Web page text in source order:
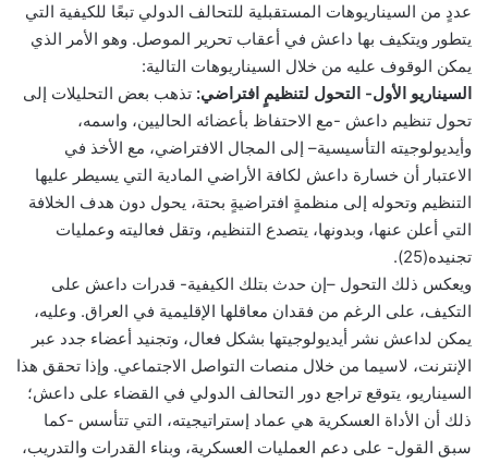
عددٍ من السيناريوهات المستقبلية للتحالف الدولي تبعًا للكيفية التي
يتطور ويتكيف بها داعش في أعقاب تحرير الموصل. وهو الأمر الذي
يمكن الوقوف عليه من خلال السيناريوهات التالية:
السيناريو الأول- التحول لتنظيمٍ افتراضي: تذهب بعض التحليلات إلى
تحول تنظيم داعش -مع الاحتفاظ بأعضائه الحاليين، واسمه،
وأيديولوجيته التأسيسية– إلى المجال الافتراضي، مع الأخذ في
الاعتبار أن خسارة داعش لكافة الأراضي المادية التي يسيطر عليها
التنظيم وتحوله إلى منظمةٍ افتراضيةٍ بحتة، يحول دون هدف الخلافة
التي أعلن عنها، وبدونها، يتصدع التنظيم، وتقل فعاليته وعمليات
تجنيده(25).
ويعكس ذلك التحول –إن حدث بتلك الكيفية- قدرات داعش على
التكيف، على الرغم من فقدان معاقلها الإقليمية في العراق. وعليه،
يمكن لداعش نشر أيديولوجيتها بشكل فعال، وتجنيد أعضاء جدد عبر
الإنترنت، لاسيما من خلال منصات التواصل الاجتماعي. وإذا تحقق هذا
السيناريو، يتوقع تراجع دور التحالف الدولي في القضاء على داعش؛
ذلك أن الأداة العسكرية هي عماد إستراتيجيته، التي تتأسس -كما
سبق القول- على دعم العمليات العسكرية، وبناء القدرات والتدريب،